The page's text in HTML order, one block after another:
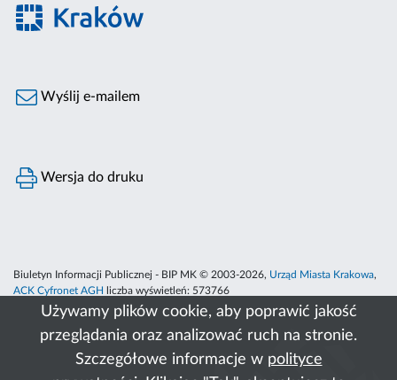
Używamy plików cookie, aby poprawić jakość
przeglądania oraz analizować ruch na stronie.
Szczegółowe informacje w polityce
Wyślij e-mailem
Wersja do druku
Biuletyn Informacji Publicznej - BIP MK © 2003-2026, Urząd Miasta Krakowa,
ACK Cyfronet AGH
liczba wyświetleń: 573766